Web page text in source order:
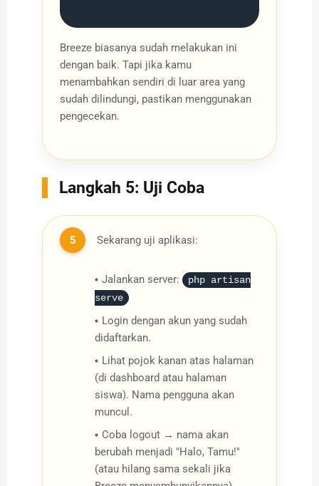
Breeze biasanya sudah melakukan ini
dengan baik. Tapi jika kamu
menambahkan sendiri di luar area yang
sudah dilindungi, pastikan menggunakan
pengecekan.
Langkah 5: Uji Coba
5 Sekarang uji aplikasi:
Jalankan server:
php artisan
serve
Login dengan akun yang sudah
didaftarkan.
Lihat pojok kanan atas halaman
(di dashboard atau halaman
siswa). Nama pengguna akan
muncul.
Coba logout → nama akan
berubah menjadi "Halo, Tamu!"
(atau hilang sama sekali jika